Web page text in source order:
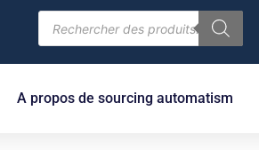
A propos de sourcing automatism